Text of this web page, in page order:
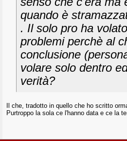
quando è
. Il solo pro ha
problemi perchè al
conclusione
volare solo dentro
verità?
Il che, tradotto in quello che ho scritto
Purtroppo la sola ce l'hanno data e ce la